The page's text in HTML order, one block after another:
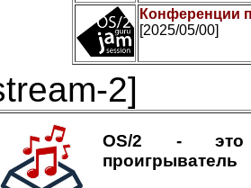
Конференции
[2025/05/00]
2]
OS/2 - это
проигрыватель